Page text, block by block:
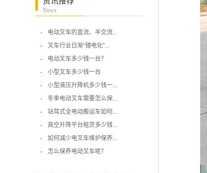
News
电动叉车的直流、半交流...
叉车行业日渐“锂电化”...
电动叉车多少钱一台？
小型叉车多少钱一台
小型液压升降机多少钱一...
冬季电动叉车需要怎么保...
站驾式全电动搬运车如何...
高空升降平台租赁多少钱...
如何减少电叉车维护保养...
怎么保养电动叉车呢？